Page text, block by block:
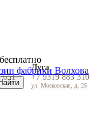
651
Луга
+7 9319 883 310
ул. Московская, д. 25